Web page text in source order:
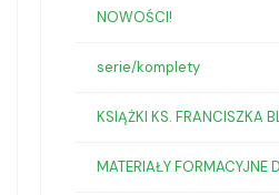
NOWOŚCI!
serie/komplety
KSIĄŻKI KS. FRANCISZKA
MATERIAŁY FORMACYJNE